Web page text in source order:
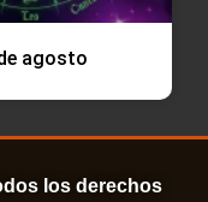
agosto
los derechos